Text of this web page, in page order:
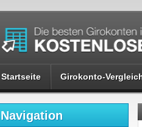
Startseite Girokonto-
Navigation